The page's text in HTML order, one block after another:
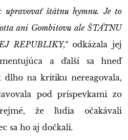
upravovať štátnu hymnu. Je to
ani Gombitovu ale ŠTÁTNU
REPUBLIKY,“odkázala jej
a ďalší sa hneď
na kritiku nereagovala,
pod príspevkami zo
že ľudia očakávali
sa ho aj dočkali.